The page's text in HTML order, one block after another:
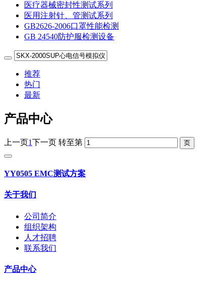
医疗器械密封性测试系列
医用注射针、管测试系列
GB2626-2006口罩性能检测
GB 24540防护服检测设备
推荐
热门
最新
产品中心
上一页1下一页 转至第
YY0505 EMC测试方案
关于我们
公司简介
组织架构
人才招聘
联系我们
产品中心